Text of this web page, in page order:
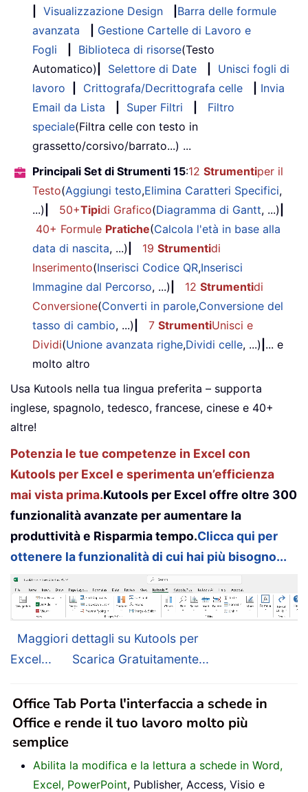
Visualizzazione Design
Barra delle formule
avanzata
Gestione Cartelle di Lavoro e
Fogli
Biblioteca di risorse(Testo
Automatico)
Selettore di Date
Unisci fogli di
lavoro
Crittografa/Decrittografa celle
Invia
Email da Lista
Super Filtri
Filtro
speciale(Filtra celle con testo in
grassetto/corsivo/barrato...) ...
Principali Set di Strumenti 15:12 Strumentiper il
Testo(Aggiungi testo,Elimina Caratteri Specifici,
...)
50+Tipidi Grafico(Diagramma di Gantt, ...)
40+ Formule Pratiche(Calcola l'età in base alla
data di nascita, ...) 19 Strumentidi
Inserimento(Inserisci Codice QR,Inserisci
Immagine dal Percorso, ...) 12 Strumentidi
Conversione(Converti in parole,Conversione del
tasso di cambio, ...) 7 StrumentiUnisci e
Dividi(Unione avanzata righe,Dividi celle, ...) ... e
molto altro
Usa Kutools nella tua lingua preferita – supporta
inglese, spagnolo, tedesco, francese, cinese e 40+
altre!
Potenzia le tue competenze in Excel con
Kutools per Excel e sperimenta un’efficienza
mai vista prima.Kutools per Excel offre oltre 300
funzionalità avanzate per aumentare la
produttività e Risparmia tempo.Clicca qui per
ottenere la funzionalità di cui hai più bisogno...
Maggiori dettagli su Kutools per
Excel...
Scarica Gratuitamente...
Office Tab Porta l'interfaccia a schede in
Office e rende il tuo lavoro molto più
semplice
Abilita la modifica e la lettura a schede in Word,
Excel, PowerPoint, Publisher, Access, Visio e